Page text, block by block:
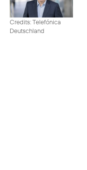
Credits: Telefónica
Deutschland